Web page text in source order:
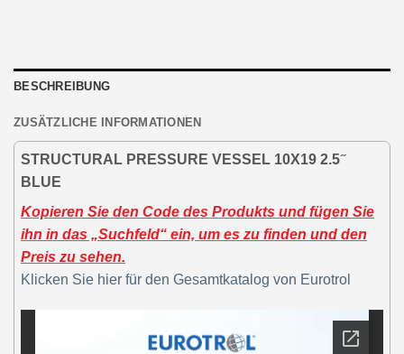
BESCHREIBUNG
ZUSÄTZLICHE INFORMATIONEN
STRUCTURAL PRESSURE VESSEL 10X19 2.5 ̋
BLUE
Kopieren Sie den Code des Produkts und fügen Sie
ihn in das „Suchfeld“ ein, um es zu finden und den
Preis zu sehen.
Klicken Sie hier für den Gesamtkatalog von Eurotrol